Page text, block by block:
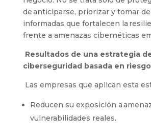
de anticiparse, priorizar y tomar
informadas que fortalecen la
frente a amenazas cibernéticas
Resultados de una estrategia
ciberseguridad basada en
Las empresas que aplican esta
Reducen su exposición a
vulnerabilidades reales.